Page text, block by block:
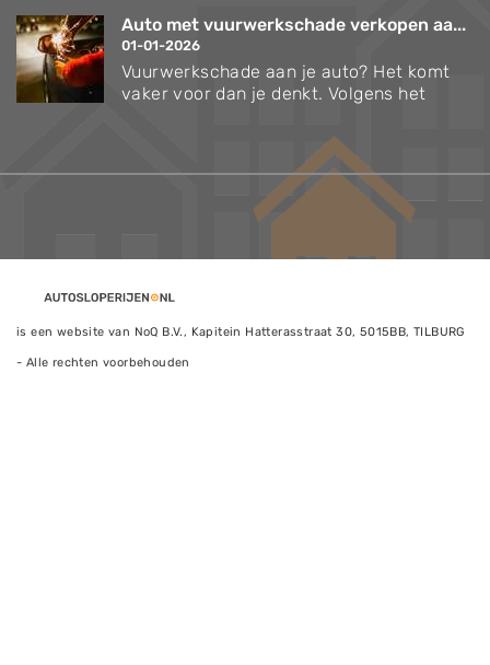
Auto met vuurwerkschade verkopen aa...
01-01-2026
Vuurwerkschade aan je auto? Het komt
vaker voor dan je denkt. Volgens het
is een website van NoQ B.V., Kapitein Hatterasstraat 30, 5015BB, TILBURG
- Alle rechten voorbehouden